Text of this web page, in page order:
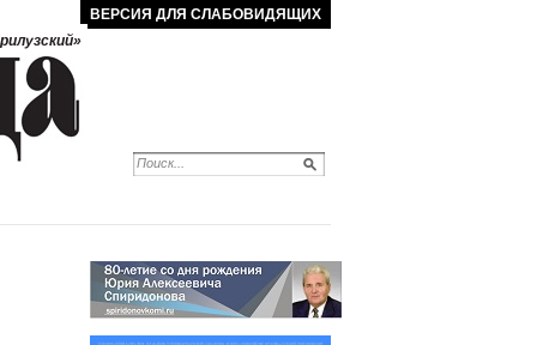
ВЕРСИЯ ДЛЯ СЛАБОВИДЯЩИХ